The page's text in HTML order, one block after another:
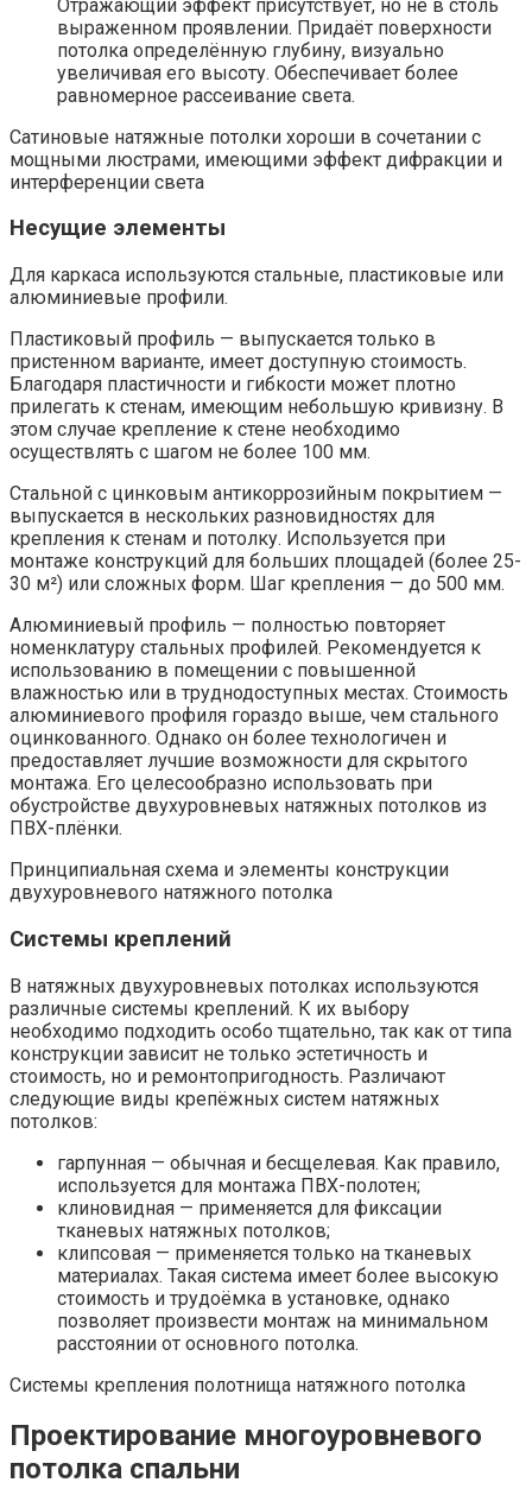
Отражающий эффект присутствует, но не в столь
выраженном проявлении. Придаёт поверхности
потолка определённую глубину, визуально
увеличивая его высоту. Обеспечивает более
равномерное рассеивание света.
Сатиновые натяжные потолки хороши в сочетании с
мощными люстрами, имеющими эффект дифракции и
интерференции света
Несущие элементы
Для каркаса используются стальные, пластиковые или
алюминиевые профили.
Пластиковый профиль — выпускается только в
пристенном варианте, имеет доступную стоимость.
Благодаря пластичности и гибкости может плотно
прилегать к стенам, имеющим небольшую кривизну. В
этом случае крепление к стене необходимо
осуществлять с шагом не более 100 мм.
Стальной с цинковым антикоррозийным покрытием —
выпускается в нескольких разновидностях для
крепления к стенам и потолку. Используется при
монтаже конструкций для больших площадей (более 25-
30 м²) или сложных форм. Шаг крепления — до 500 мм.
Алюминиевый профиль — полностью повторяет
номенклатуру стальных профилей. Рекомендуется к
использованию в помещении с повышенной
влажностью или в труднодоступных местах. Стоимость
алюминиевого профиля гораздо выше, чем стального
оцинкованного. Однако он более технологичен и
предоставляет лучшие возможности для скрытого
монтажа. Его целесообразно использовать при
обустройстве двухуровневых натяжных потолков из
ПВХ-плёнки.
Принципиальная схема и элементы конструкции
двухуровневого натяжного потолка
Системы креплений
В натяжных двухуровневых потолках используются
различные системы креплений. К их выбору
необходимо подходить особо тщательно, так как от типа
конструкции зависит не только эстетичность и
стоимость, но и ремонтопригодность. Различают
следующие виды крепёжных систем натяжных
потолков:
гарпунная — обычная и бесщелевая. Как правило,
используется для монтажа ПВХ-полотен;
клиновидная — применяется для фиксации
тканевых натяжных потолков;
клипсовая — применяется только на тканевых
материалах. Такая система имеет более высокую
стоимость и трудоёмка в установке, однако
позволяет произвести монтаж на минимальном
расстоянии от основного потолка.
Системы крепления полотнища натяжного потолка
Проектирование многоуровневого
потолка спальни